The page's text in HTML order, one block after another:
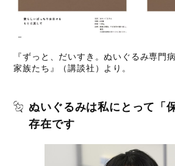
『ずっと、だいすき。ぬいぐるみ専門
家族たち』（講談社）より。
ぬいぐるみは私にとって「
存在です